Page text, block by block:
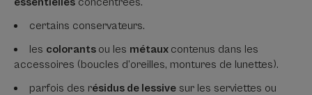
certains conservateurs.
les colorants ou les métaux contenus dans les
accessoires (boucles d’oreilles, montures de lunettes).
parfois des résidus de lessive sur les serviettes ou